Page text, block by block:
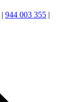
| 944 003 355 |